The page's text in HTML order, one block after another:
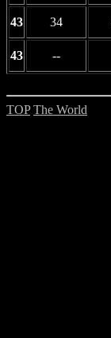
43 34
43 --
TOP The World